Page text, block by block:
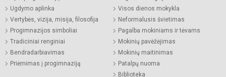
Ugdymo aplinka
Vertybės, vizija, misija, filosofija
Progimnazijos simboliai
Tradiciniai renginiai
Bendradarbiavimas
Priėmimas į progimnaziją
Visos dienos mokykla
Neformalusis švietimas
Pagalba mokiniams ir tėvams
Mokinių pavėžėjimas
Mokinių maitinimas
Patalpų nuoma
Biblioteka